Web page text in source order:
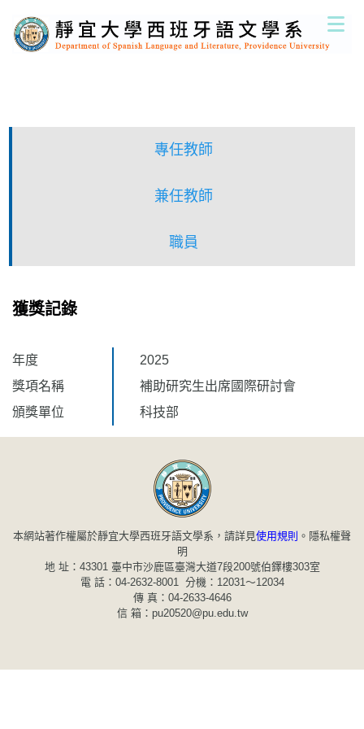
到
主
專任教師
兼任教師
職員
獲獎記錄
年度
2025
獎項名稱
補助研究生出席國際研討會
頒獎單位
科技部
本網站著作權屬於靜宜大學西班牙語文學系，請詳見使用規則 。 隱私權聲
明
地 址：43301 臺中市沙鹿區臺灣大道7段200號伯鐸樓303室
電 話：04-2632-8001 分機：12031～12034
傳 真：04-2633-4646
信 箱：pu20520@pu.edu.tw